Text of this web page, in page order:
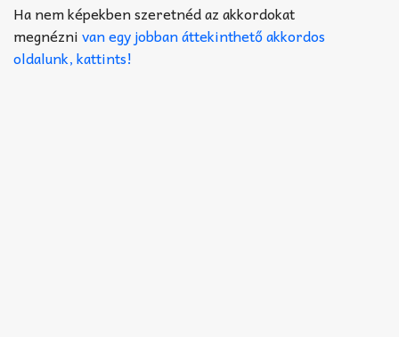
TABok
Ha nem képekben szeretnéd az akkordokat
megnéznivan egy jobban áttekinthető akkordos
oldalunk, kattints!